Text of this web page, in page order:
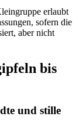
erlaubt
sofern die
aber nicht
bis
und stille